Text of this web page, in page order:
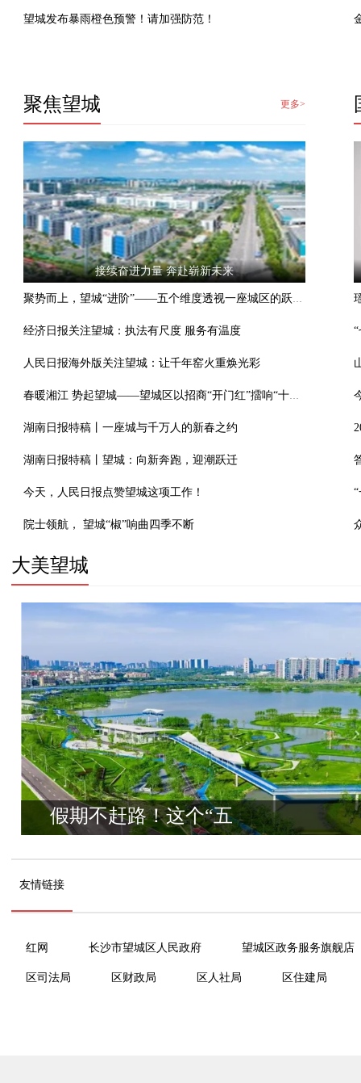
望城发布暴雨橙色预警！请加强防范！
聚焦望城 更多>
接续奋进力量 奔赴崭新未来
聚势而上，望城“进阶”——五个维度透视一座城区的跃迁之路
经济日报关注望城：执法有尺度 服务有温度
人民日报海外版关注望城：让千年窑火重焕光彩
春暖湘江 势起望城——望城区以招商“开门红”擂响“十五五”高质量发展战鼓
湖南日报特稿丨一座城与千万人的新春之约
湖南日报特稿丨望城：向新奔跑，迎潮跃迁
今天，人民日报点赞望城这项工作！
院士领航， 望城“椒”响曲四季不断
大美望城
假期不赶路！这个“五
友情链接
红网 长沙市望城区人民政府 望城区政务服务旗舰店
区司法局 区财政局 区人社局 区住建局